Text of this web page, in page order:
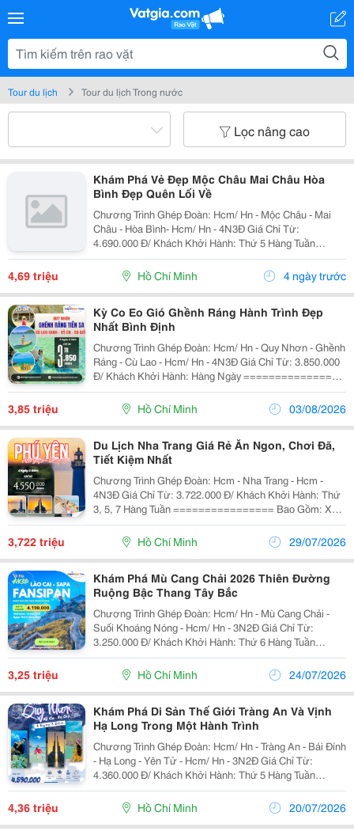
Tour du lịch Tour du lịch Trong nước
Lọc nâng cao
Khám Phá Vẻ Đẹp Mộc Châu Mai Châu Hòa
Bình Đẹp Quên Lối Về
Chương Trình Ghép Đoàn: Hcm/ Hn - Mộc Châu - Mai
Châu - Hòa Bình- Hcm/ Hn - 4N3Đ Giá Chỉ Từ:
4.690.000 Đ/ Khách Khởi Hành: Thứ 5 Hàng Tuần
================ Bao Gồm: Xe Du Lịch Đời Mới
Đón Tiễn Và Tham Quan Theo Lịch Trình Khách Sạn: 2,
4,69 triệu Hồ Chí Minh 4 ngày trước
Kỳ Co Eo Gió Ghềnh Ráng Hành Trình Đẹp
Nhất Bình Định
Chương Trình Ghép Đoàn: Hcm/ Hn - Quy Nhơn - Ghềnh
Ráng - Cù Lao - Hcm/ Hn - 4N3Đ Giá Chỉ Từ: 3.850.000
Đ/ Khách Khởi Hành: Hàng Ngày ================
Bao Gồm: Xe Du Lịch Đời Mới Đón Tiễn Và Tham Quan
Theo Lịch Trình Khách Sạn: 3, 4, 5...
3,85 triệu Hồ Chí Minh 03/08/2026
Du Lịch Nha Trang Giá Rẻ Ăn Ngon, Chơi Đã,
Tiết Kiệm Nhất
Chương Trình Ghép Đoàn: Hcm - Nha Trang - Hcm -
4N3Đ Giá Chỉ Từ: 3.722.000 Đ/ Khách Khởi Hành: Thứ
3, 5, 7 Hàng Tuần ================ Bao Gồm: Xe
Du Lịch Đời Mới Đón Tiễn Tại Hcm Và Tham Quan Theo
Lịch Trình Khách Sạn: 3, 4, 5 Sao Tùy...
3,722 triệu Hồ Chí Minh 29/07/2026
Khám Phá Mù Cang Chải 2026 Thiên Đường
Ruộng Bậc Thang Tây Bắc
Chương Trình Ghép Đoàn: Hcm/ Hn - Mù Cang Chải -
Suối Khoáng Nóng - Hcm/ Hn - 3N2Đ Giá Chỉ Từ:
3.250.000 Đ/ Khách Khởi Hành: Thứ 6 Hàng Tuần
================ Bao Gồm: Xe Du Lịch Đời Mới
Đón Tiễn Và Tham Quan Theo Lịch Trình Khách Sạn:...
3,25 triệu Hồ Chí Minh 24/07/2026
Khám Phá Di Sản Thế Giới Tràng An Và Vịnh
Hạ Long Trong Một Hành Trình
Chương Trình Ghép Đoàn: Hcm/ Hn - Tràng An - Bái Đính
- Hạ Long - Yên Tử - Hcm/ Hn - 3N2Đ Giá Chỉ Từ:
4.360.000 Đ/ Khách Khởi Hành: Thứ 5 Hàng Tuần
================ Bao Gồm: Xe Du Lịch Đời Mới
Đón Tiễn Và Tham Quan Theo Lịch Trình Khách...
4,36 triệu Hồ Chí Minh 20/07/2026